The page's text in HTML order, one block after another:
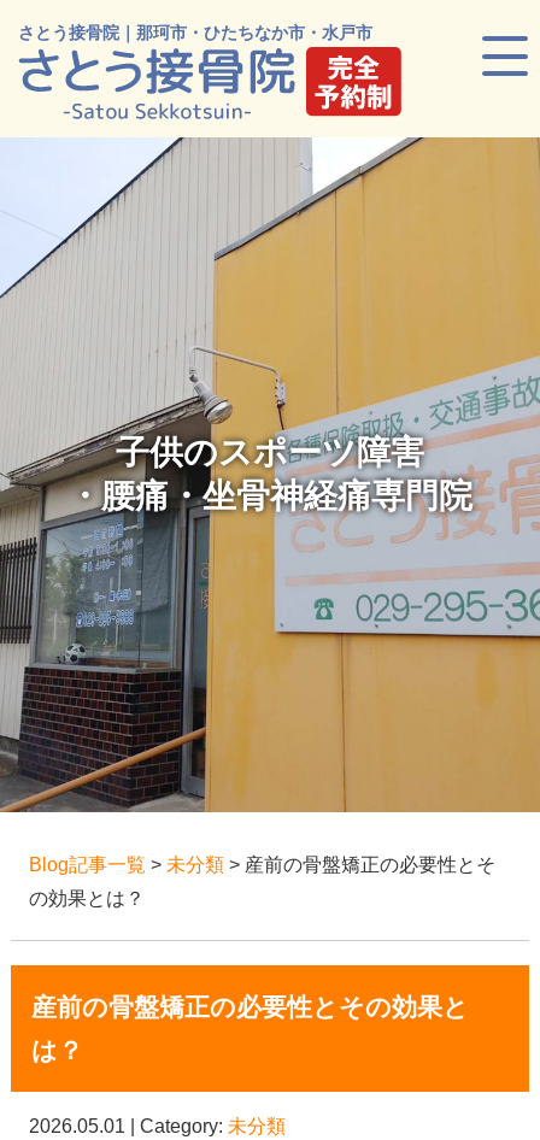
さとう接骨院｜那珂市・ひたちなか市・水戸市
子供のスポーツ障害
・腰痛・坐骨神経痛専門院
Blog記事一覧 > 未分類> 産前の骨盤矯正の必要性とそ
の効果とは？
産前の骨盤矯正の必要性とその効果と
は？
2026.05.01 | Category: 未分類